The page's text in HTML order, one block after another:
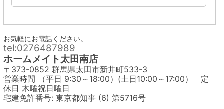
お気軽にお電話ください。
tel:0276487989
ホームメイト太田南店
〒373-0852 群馬県太田市新井町533-3
営業時間 （平日 9:30～18:00）(土日10:00～17:00） 定
休日 木曜祝日曜日
宅建免許番号: 東京都知事 (6) 第5716号